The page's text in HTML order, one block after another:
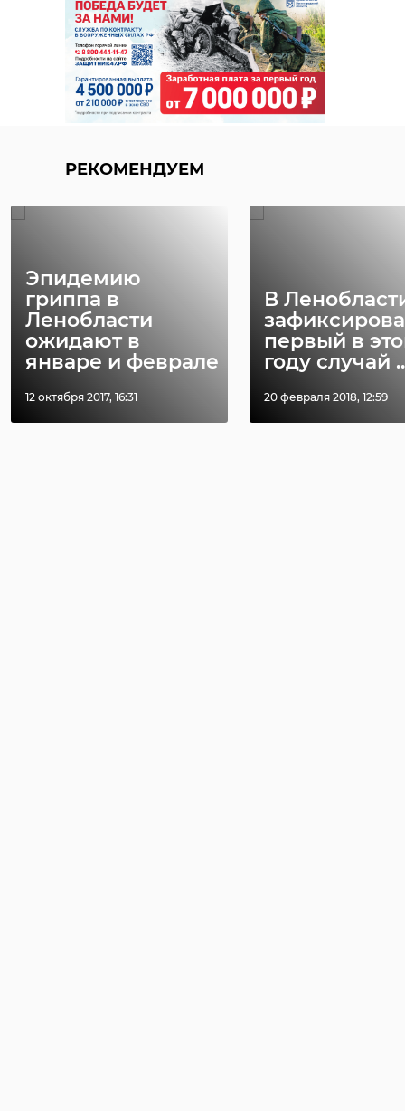
РЕКОМЕНДУЕМ
Эпидемию
гриппа в
Ленобласти
ожидают в
январе и феврале
12 октября 2017, 16:31
В
первый в
году случай
20 февраля 2018, 12:59